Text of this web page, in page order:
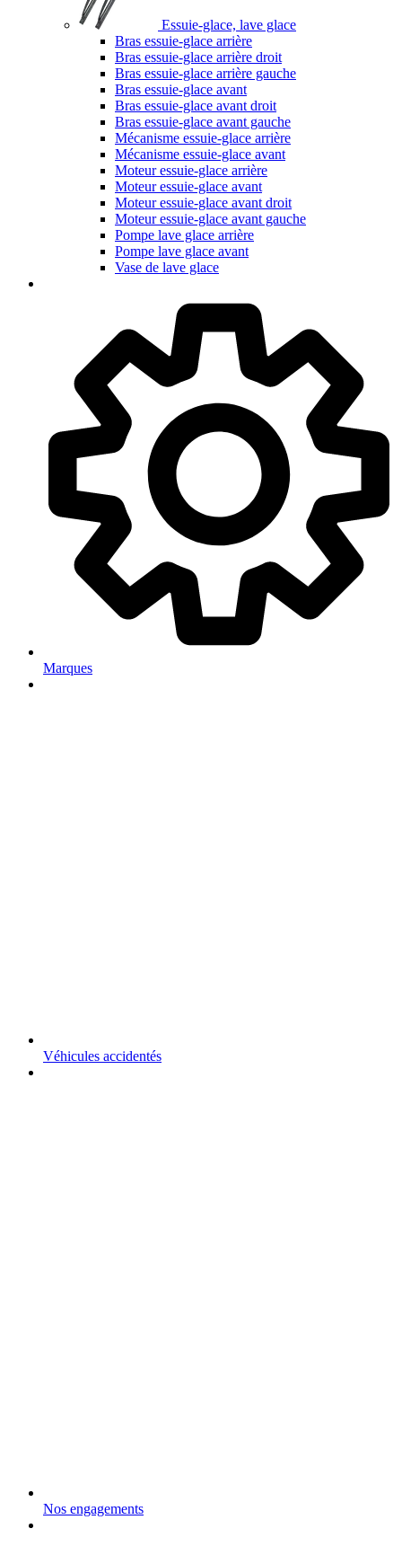
Essuie-glace, lave glace
Bras essuie-glace arrière
Bras essuie-glace arrière droit
Bras essuie-glace arrière gauche
Bras essuie-glace avant
Bras essuie-glace avant droit
Bras essuie-glace avant gauche
Mécanisme essuie-glace arrière
Mécanisme essuie-glace avant
Moteur essuie-glace arrière
Moteur essuie-glace avant
Moteur essuie-glace avant droit
Moteur essuie-glace avant gauche
Pompe lave glace arrière
Pompe lave glace avant
Vase de lave glace
Marques
Véhicules accidentés
Nos engagements